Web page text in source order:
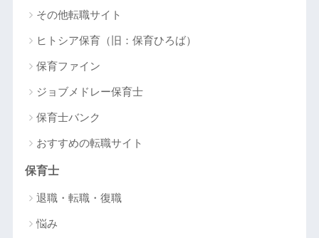
その他転職サイト
ヒトシア保育（旧：保育ひろば）
保育ファイン
ジョブメドレー保育士
保育士バンク
おすすめの転職サイト
保育士
退職・転職・復職
悩み